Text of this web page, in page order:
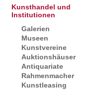
Kunsthandel und
Institutionen
Galerien
Museen
Kunstvereine
Auktionshäuser
Antiquariate
Rahmenmacher
Kunstleasing